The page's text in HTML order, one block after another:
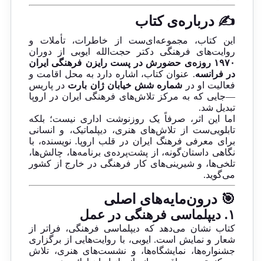
✍️ درباره‌ی کتاب
این کتاب، مجموعه‌ای‌ست از خاطرات، تأملات و
روایت‌های فرهنگی دکتر حجت‌الله ایوبی از دوران
۱۹۷۰ روزه‌ی حضورش در پست رایزن فرهنگی ایران
در فرانسه. عنوان کتاب، اشاره دارد به محل اقامت و
فعالیت او در شماره شش خیابان ژان بارت در پاریس
—جایی که به مرکز تلاش‌های فرهنگی ایران در اروپا
تبدیل شد.
اما این اثر، صرفاً یک روزنوشت اداری نیست؛ بلکه
تابلویی‌ست از تلاش‌های هنری، دیپلماتیک، و انسانی
برای معرفی فرهنگ ایران در قلب اروپا. نویسنده، با
نگاهی داستان‌گونه، از پشت‌پرده‌ی برنامه‌ها، چالش‌ها،
تلخی‌ها، و شیرینی‌های کار فرهنگی در خارج از کشور
می‌گوید.
🎯 درون‌مایه‌های اصلی
۱. دیپلماسی فرهنگی در عمل
کتاب نشان می‌دهد که دیپلماسی فرهنگی، فراتر از
شعار و نمایش است. ایوبی، با روایت‌هایی از برگزاری
جشنواره‌ها، نمایشگاه‌ها، و نشست‌های هنری، تلاش